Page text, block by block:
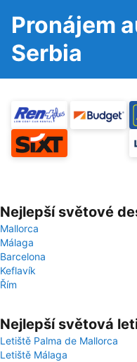
Pronájem
Serbia
Nejlepší světové
Mallorca
Málaga
Barcelona
Keflavík
Řím
Nejlepší světová
Letiště Palma de Mallorca
Letiště Málaga